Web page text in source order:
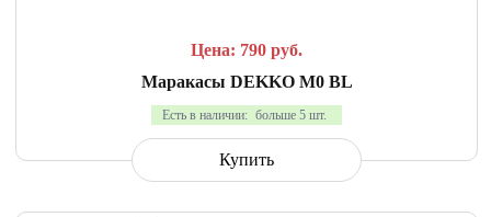
Цена: 790 руб.
Маракасы DEKKO M0 BL
Есть в наличии: больше 5 шт.
Купить